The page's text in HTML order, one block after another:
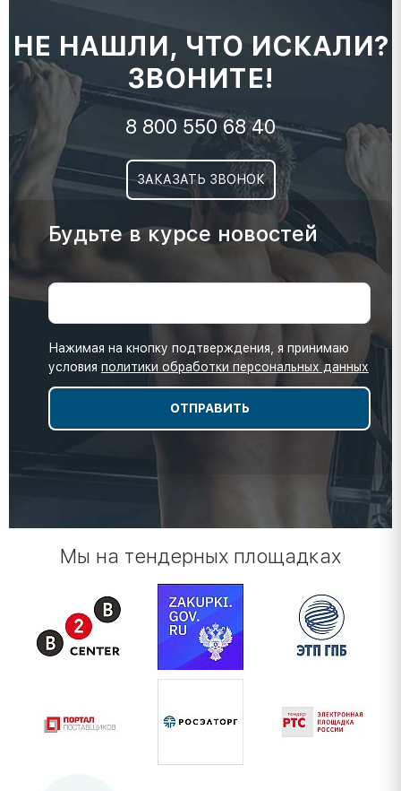
НЕ НАШЛИ, ЧТО ИСКАЛИ?
ЗВОНИТЕ!
8 800 550 68 40
ЗАКАЗАТЬ ЗВОНОК
Будьте в курсе новостей
Нажимая на кнопку подтверждения, я принимаю
условия политики обработки персональных данных
Мы на тендерных площадках